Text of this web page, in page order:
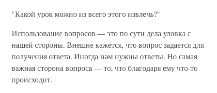
"Какой урок можно из всего этого извлечь?"
Использование вопросов — это по сути дела уловка с
нашей стороны. Внешне кажется, что вопрос задается для
получения ответа. Иногда нам нужны ответы. Но самая
важная сторона вопроса — то, что благодаря ему что-то
происходит.